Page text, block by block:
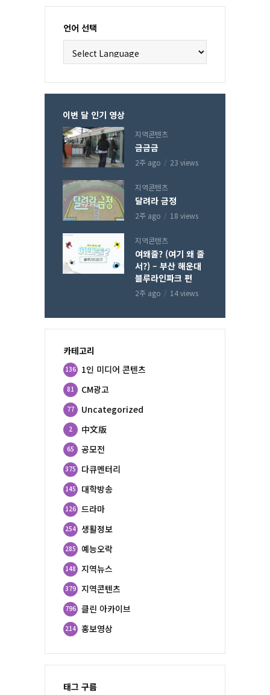
언어 선택
이번 달 인기 영상
지역콘텐츠
금금금
2주 ago 23 views
지역콘텐츠
달려라 금정
2주 ago 18 views
지역콘텐츠
여왜줄? (여기 왜 줄
서?) – 부산 해운대
블루라인파크 편
2주 ago 14 views
카테고리
1인 미디어 콘텐츠
136
CM광고
81
Uncategorized
77
中文版
2
공모전
65
다큐멘터리
375
대학방송
145
드라마
126
생활정보
254
예능오락
285
지역뉴스
148
지역콘텐츠
379
클린 아카이브
796
홍보영상
214
태그 구름